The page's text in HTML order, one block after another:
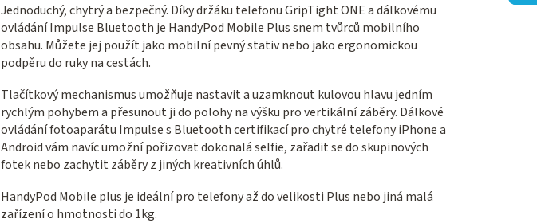
je
0,0
z 5
hvězdiček.
Jednoduchý, chytrý a bezpečný. Díky držáku telefonu GripTight ONE a dálkovému
ovládání Impulse Bluetooth je HandyPod Mobile Plus snem tvůrců mobilního
obsahu. Můžete jej použít jako mobilní pevný stativ nebo jako ergonomickou
podpěru do ruky na cestách.
Tlačítkový mechanismus umožňuje nastavit a uzamknout kulovou hlavu jedním
rychlým pohybem a přesunout ji do polohy na výšku pro vertikální záběry. Dálkové
ovládání fotoaparátu Impulse s Bluetooth certifikací pro chytré telefony iPhone a
Android vám navíc umožní pořizovat dokonalá selfie, zařadit se do skupinových
fotek nebo zachytit záběry z jiných kreativních úhlů.
HandyPod Mobile plus je ideální pro telefony až do velikosti Plus nebo jiná malá
zařízení o hmotnosti do 1kg.